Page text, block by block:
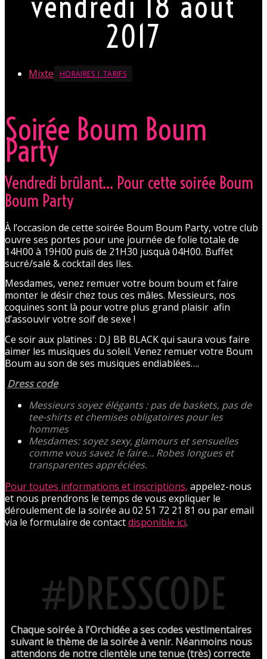
2017
Mixte HORAIRES | TARIFS
Soirée Boum Boum
Party
Vendredi brûlant… Pour cette soirée Boum
Boum Party
À l’occasion de cette soirée Boum Boum Party, votre club
ouvre ses portes pour une journée de folie totale de
14H00 à 19H00 puis de 21H30 jusquà 04H00. Buffet
sucré/salé & cocktail des Iles.
Mesdames, venez remuer votre boum boum et faire
monter le désir chez tous ces mâles. Messieurs, nos
coquines sont là pour votre plus grand plaisir afin
d’assouvir votre soif de sexe !
Ce soir aux platines : D.J BB BLACK qui saura vous faire
aimer les musiques du soleil. Venez remuer votre Boum
Boum au son de ses musiques endiablées….
Dress code
Messieurs soyez élégants : pas de baskets, pas de
tee-shirts et chemises obligatoires pour les
hommes
Mesdames: soyez sexy, glamours et sensuelles
comme vous savez le faire… Robes longues et
transparentes appréciées.
Pour toutes informations et inscriptions, appelez-nous
et nous prendrons le temps de vous expliquer le
déroulement de la soirée au 02 51 72 21 81 ou par email
via le formulaire de contactdisponible ici.
#DRESSCODE
Chaque soirée à l'Orchidée a ses codes vestimentaires
suivant le thème de la soirée à venir. Néanmoins nous
attendons de notre clientèle une tenue (très) correcte